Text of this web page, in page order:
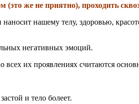
же не приятно), проходить
нашему телу, здоровью,
негативных эмоций.
всех их проявлениях считаются
и тело болеет.